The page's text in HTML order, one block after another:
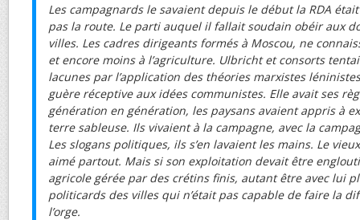
Les campagnards le savaient depuis le début la RDA
pas la route. Le parti auquel il fallait soudain obéir aux
villes. Les cadres dirigeants formés à Moscou, ne
et encore moins à l’agriculture. Ulbricht et consorts
lacunes par l’application des théories marxistes
guère réceptive aux idées communistes. Elle avait ses
génération en génération, les paysans avaient appris à
terre sableuse. Ils vivaient à la campagne, avec la
Les slogans politiques, ils s’en lavaient les mains. Le
aimé partout. Mais si son exploitation devait être
agricole gérée par des crétins finis, autant être avec lui
politicards des villes qui n’était pas capable de faire la
l’orge.